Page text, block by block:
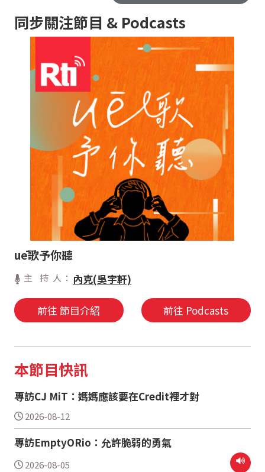
同步關注節目 & Podcasts
uē歌予你聽
主 持 人： 內克(吳宇軒)
前往 節目介紹 前往 Podcasts
本節目快訊
專訪CJ MiT：媽媽應該要在Credit裡才對
2026-08-12
專訪EmptyORio：允許脆弱的勇氣
2026-08-05